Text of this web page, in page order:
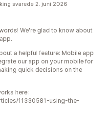
svarede 2. juni 2026
We're glad to know about
a helpful feature: Mobile app
our app on your mobile for
quick decisions on the
here:
11330581-using-the-